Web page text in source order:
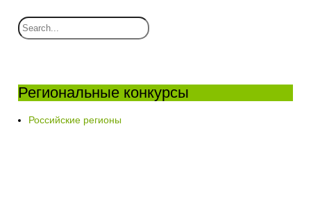
Региональные конкурсы
Российские регионы